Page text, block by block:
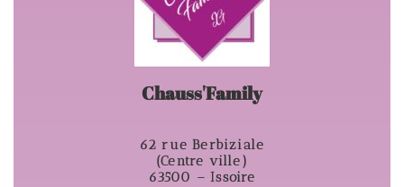
Chauss'Family
62 rue Berbiziale
(Centre ville)
63500 – Issoire